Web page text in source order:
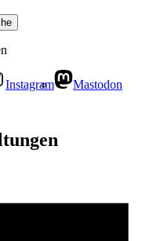
Instagram
Mastodon